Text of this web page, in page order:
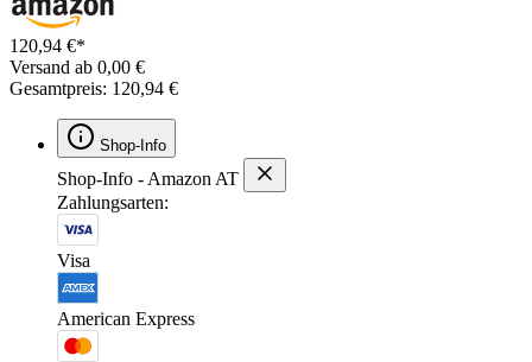
120,94 €*
Versand ab 0,00 €
Gesamtpreis: 120,94 €
Shop-Info
Shop-Info - Amazon AT
Zahlungsarten:
Visa
American Express